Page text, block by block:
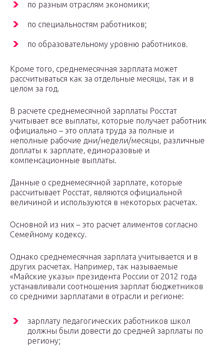
по разным отраслям экономики;
по специальностям работников;
по образовательному уровню работников.
Кроме того, среднемесячная зарплата может
рассчитываться как за отдельные месяцы, так и в
целом за год.
В расчете среднемесячной зарплаты Росстат
учитывает все выплаты, которые получает работник
официально – это оплата труда за полные и
неполные рабочие дни/недели/месяцы, различные
доплаты к зарплате, единоразовые и
компенсационные выплаты.
Данные о среднемесячной зарплате, которые
рассчитывает Росстат, являются официальной
величиной и используются в некоторых расчетах.
Основной из них – это расчет алиментов согласно
Семейному кодексу.
Однако среднемесячная зарплата учитывается и в
других расчетах. Например, так называемые
«Майские указы» президента России от 2012 года
устанавливали соотношения зарплат бюджетников
со средними зарплатами в отрасли и регионе:
зарплату педагогических работников школ
должны были довести до средней зарплаты по
региону;